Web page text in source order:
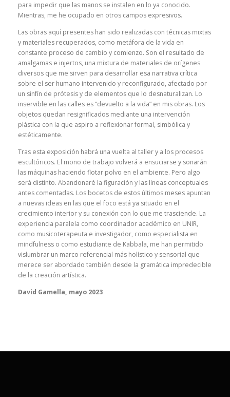
para impedir que las manos se instalen en lo ya conocido.
Mientras, me he ocupado en otros campos expresivos.
Las obras aquí presentes han sido realizadas con técnicas mixtas
y materiales recuperados, como metáfora de la vida en
constante proceso de cambio y comienzo. Son el resultado de
amalgamas e injertos, una mixtura de materiales de orígenes
diversos que me sirven para desarrollar esa narrativa crítica
sobre el ser humano intervenido y reconfigurado, afectado por
un sinfín de prótesis y de elementos que lo desnaturalizan. Lo
inservible en las calles es “devuelto a la vida” en mis obras. Los
objetos quedan resignificados mediante una intervención
plástica con la que aspiro a reflexionar formal, simbólica y
estéticamente.
Tras esta exposición habrá una vuelta al taller y a los procesos
escultóricos. El mono de trabajo volverá a ensuciarse y sonarán
las máquinas haciendo flotar polvo en el ambiente. Pero algo
será distinto. Abandonaré la figuración y las líneas conceptuales
antes comentadas. Los bocetos de estos últimos meses apuntan
a nuevas ideas en las que el foco está ya situado en el
crecimiento interior y su conexión con lo que me trasciende. La
experiencia paralela como coordinador académico en UNIR,
como musicoterapeuta e investigador, como especialista en
mindfulness o como estudiante de Kabbala, me han permitido
vislumbrar un marco referencial más holístico y sensorial que
merece ser abordado también desde la gramática impredecible
de la creación artística.
David Gamella, mayo 2023